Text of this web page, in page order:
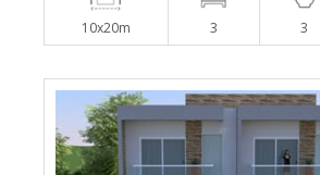
10x20m 3 3